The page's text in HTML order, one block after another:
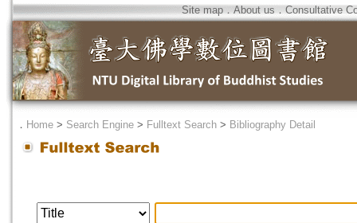
Site map．About us ． Consultative
． Home > Search Engine > Fulltext Search > Bibliography Detail